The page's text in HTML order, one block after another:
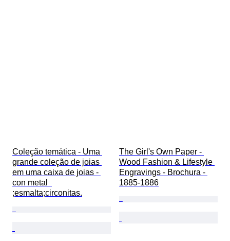
Coleção temática - Uma
grande coleção de joias
em uma caixa de joias -
con metal
;esmalta;circonitas.
The Girl's Own Paper -
Wood Fashion & Lifestyle
Engravings - Brochura -
1885-1886